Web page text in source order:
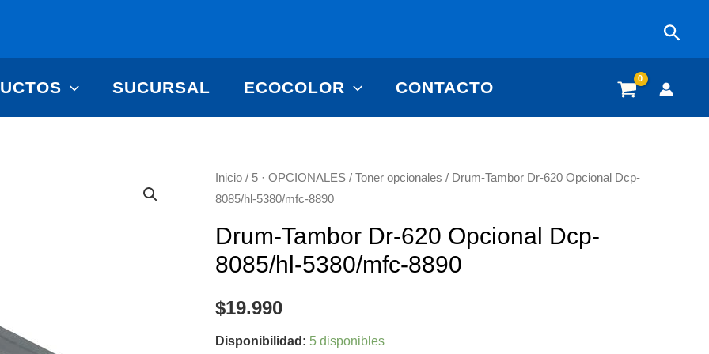
SUCURSAL ECOCOLOR CONTACTO
Inicio / 5 · OPCIONALES / Toner opcionales / Drum-Tambor Dr-620 Opcional Dcp-
8085/hl-5380/mfc-8890
Drum-Tambor Dr-620 Opcional Dcp-
8085/hl-5380/mfc-8890
$19.990
Disponibilidad: 5 disponibles
Drum-
Tambor
620
Opcional
8085/hl-
5380/mfc-